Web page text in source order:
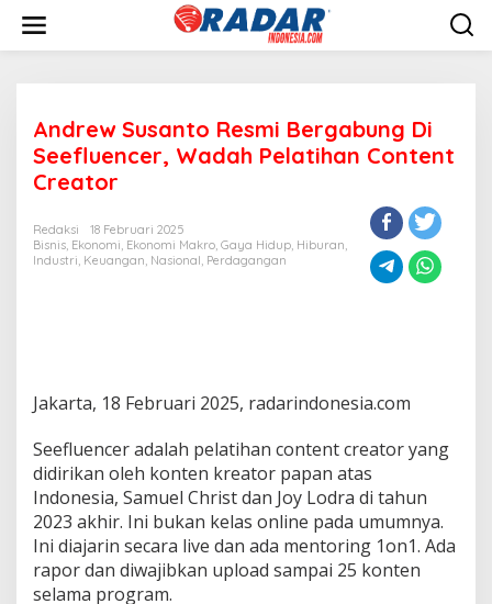
w
Andrew Susanto Resmi Bergabung Di
Seefluencer, Wadah Pelatihan Content
Creator
Redaksi
18 Februari 2025
Bisnis, Ekonomi, Ekonomi Makro, Gaya Hidup, Hiburan,
Industri, Keuangan, Nasional, Perdagangan
Jakarta, 18 Februari 2025, radarindonesia.com
Seefluencer adalah pelatihan content creator yang
didirikan oleh konten kreator papan atas
Indonesia, Samuel Christ dan Joy Lodra di tahun
2023 akhir. Ini bukan kelas online pada umumnya.
Ini diajarin secara live dan ada mentoring 1on1. Ada
rapor dan diwajibkan upload sampai 25 konten
selama program.